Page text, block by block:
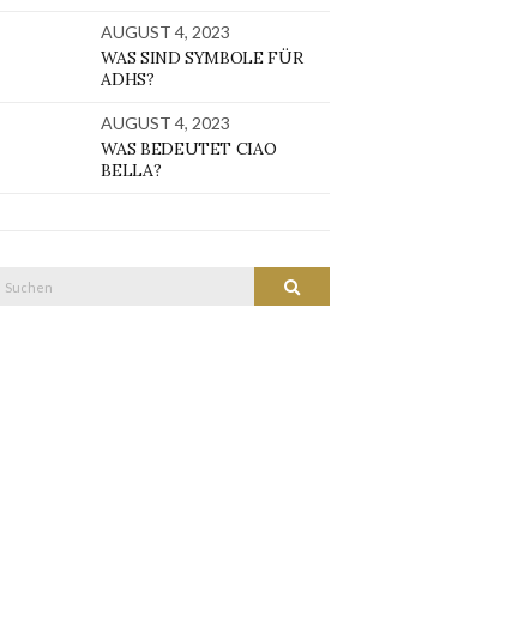
AUGUST 4, 2023
WAS SIND SYMBOLE FÜR
ADHS?
AUGUST 4, 2023
WAS BEDEUTET CIAO
BELLA?
SUCHEN